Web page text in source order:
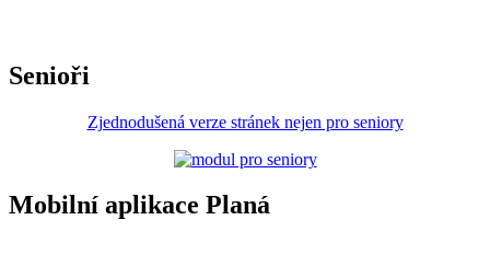
Senioři
Zjednodušená verze stránek nejen pro seniory
Mobilní aplikace Planá